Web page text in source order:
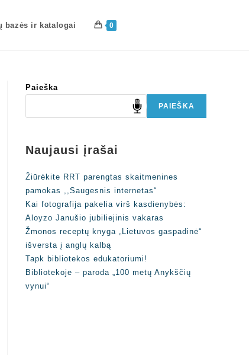
bazės ir katalogai 0
Paieška
PAIEŠKA
Naujausi įrašai
Žiūrėkite RRT parengtas skaitmenines
pamokas ,,Saugesnis internetas“
Kai fotografija pakelia virš kasdienybės:
Aloyzo Janušio jubiliejinis vakaras
Žmonos receptų knyga „Lietuvos gaspadinė“
išversta į anglų kalbą
Tapk bibliotekos edukatoriumi!
Bibliotekoje – paroda „100 metų Anykščių
vynui“